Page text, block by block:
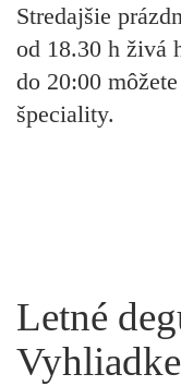
Stredajšie
od 18.30 h živá
do 20:00
špeciality.
Letné
Vyhliadke